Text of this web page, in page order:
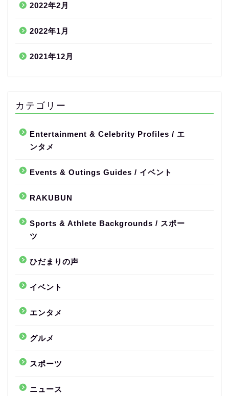
2022年2月
2022年1月
2021年12月
カテゴリー
Entertainment & Celebrity Profiles / エ
ンタメ
Events & Outings Guides / イベント
RAKUBUN
Sports & Athlete Backgrounds / スポー
ツ
ひだまりの声
イベント
エンタメ
グルメ
スポーツ
ニュース